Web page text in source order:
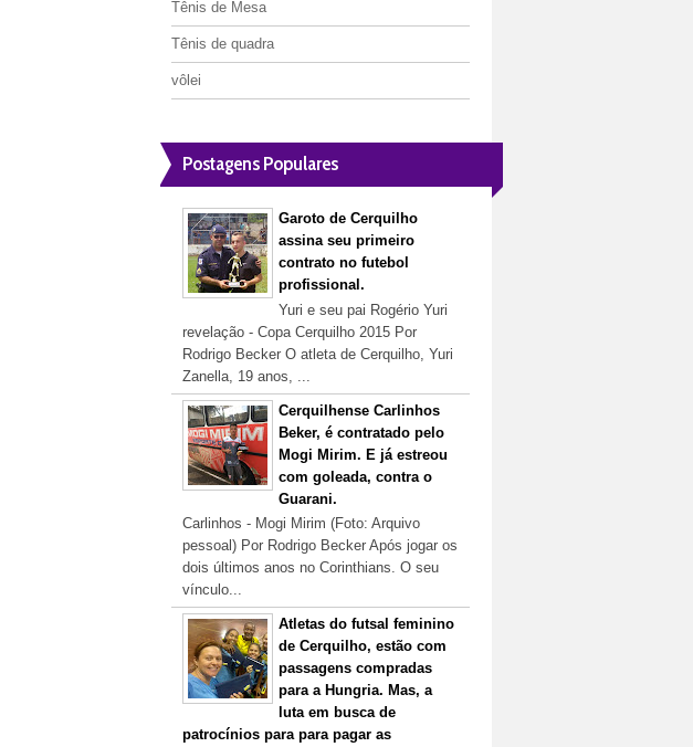
Tênis de Mesa
Tênis de quadra
vôlei
Postagens Populares
Garoto de Cerquilho
assina seu primeiro
contrato no futebol
profissional.
Yuri e seu pai Rogério Yuri
revelação - Copa Cerquilho 2015 Por
Rodrigo Becker O atleta de Cerquilho, Yuri
Zanella, 19 anos, ...
Cerquilhense Carlinhos
Beker, é contratado pelo
Mogi Mirim. E já estreou
com goleada, contra o
Guarani.
Carlinhos - Mogi Mirim (Foto: Arquivo
pessoal) Por Rodrigo Becker Após jogar os
dois últimos anos no Corinthians. O seu
vínculo...
Atletas do futsal feminino
de Cerquilho, estão com
passagens compradas
para a Hungria. Mas, a
luta em busca de
patrocínios para para pagar as